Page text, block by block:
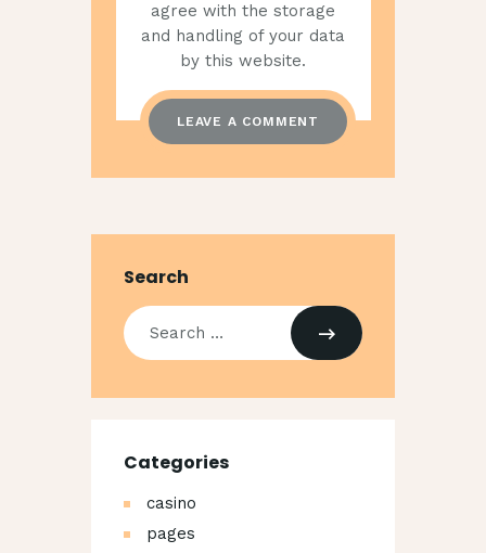
agree with the storage
and handling of your data
by this website.
Search
Search
for:
Categories
casino
pages